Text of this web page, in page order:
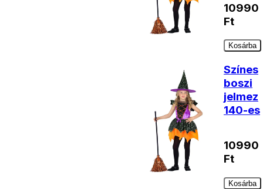
10990
Ft
Kosárba
Színes
boszi
jelmez
140-es
10990
Ft
Kosárba